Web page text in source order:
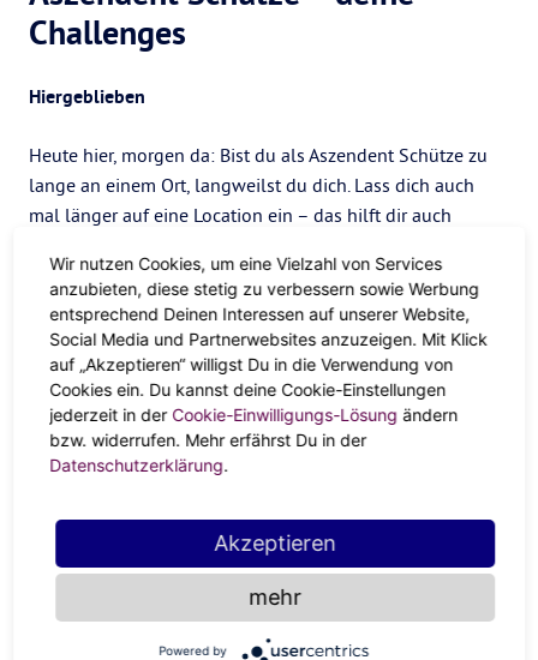
Challenges
Hiergeblieben
Heute hier, morgen da: Bist du als Aszendent Schütze zu
lange an einem Ort, langweilst du dich. Lass dich auch
mal länger auf eine Location ein – das hilft dir auch
In the name of love
Haus, Hund, Hof? Für dich schwierig. Dennoch: Wenn dein
Herz wirklich für jemanden schlägt, sind Kompromisse
zwischen deinem Freiheitsdrang und einem sicheren
Hafen eine ganz gute Idee. Nur so kannst du dich wirklich
auf jemanden einlassen. Gehen kannst du immer noch,
Das tut dir als Aszendent Schütze
Wir nutzen Cookies, um eine Vielzahl von Services
anzubieten, diese stetig zu verbessern sowie Werbung
entsprechend Deinen Interessen auf unserer Website,
Social Media und Partnerwebsites anzuzeigen. Mit Klick
auf „Akzeptieren“ willigst Du in die Verwendung von
Cookies ein. Du kannst deine Cookie-Einstellungen
jederzeit in der Cookie-Einwilligungs-Lösung ändern
bzw. widerrufen. Mehr erfährst Du in der
Datenschutzerklärung.
Akzeptieren
mehr
Powered by